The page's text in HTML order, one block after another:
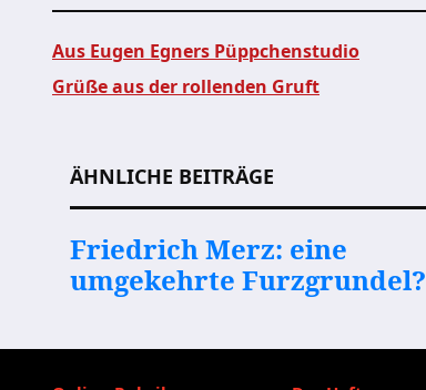
Aus Eugen Egners Püppchenstudio
Grüße aus der rollenden Gruft
ÄHNLICHE BEITRÄGE
Friedrich Merz: eine
umgekehrte Furzgrundel?